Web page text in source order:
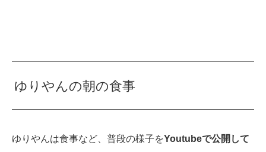
ゆりやんの朝の食事
ゆりやんは食事など、普段の様子をYoutubeで公開して